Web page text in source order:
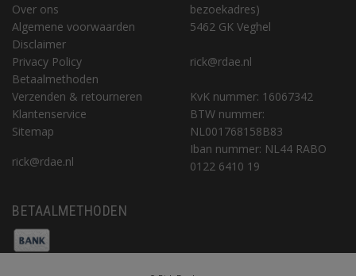
Over ons
Algemene voorwaarden
Disclaimer
Privacy Policy
Betaalmethoden
Verzenden & retourneren
Klantenservice
Sitemap
rick@rdae.nl
bezoekadres)
5462 GK Veghel
rick@rdae.nl
KvK nummer: 16067342
BTW nummer:
NL001768158B83
Iban nummer: NL44 RABO
0122 6410 19
BETAALMETHODEN